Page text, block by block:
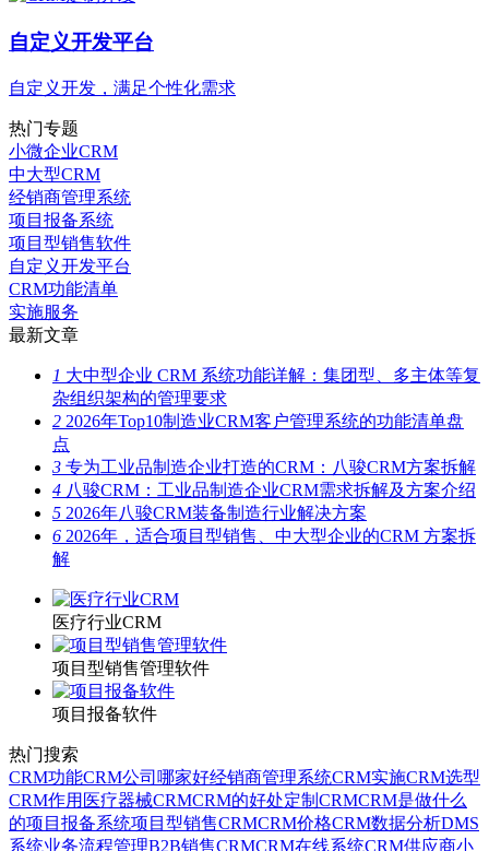
自定义开发平台
自定义开发，满足个性化需求
热门专题
小微企业CRM
中大型CRM
经销商管理系统
项目报备系统
项目型销售软件
自定义开发平台
CRM功能清单
实施服务
最新文章
1 大中型企业 CRM 系统功能详解：集团型、多主体等复
杂组织架构的管理要求
2 2026年Top10制造业CRM客户管理系统的功能清单盘
点
3 专为工业品制造企业打造的CRM：八骏CRM方案拆解
4 八骏CRM：工业品制造企业CRM需求拆解及方案介绍
5 2026年八骏CRM装备制造行业解决方案
6 2026年，适合项目型销售、中大型企业的CRM 方案拆
解
医疗行业CRM
项目型销售管理软件
项目报备软件
热门搜索
CRM功能CRM公司哪家好经销商管理系统CRM实施CRM选型
CRM作用 医疗器械CRMCRM的好处定制CRMCRM是做什么
的项目报备系统项目型销售CRMCRM价格CRM数据分析DMS
系统业务流程管理B2B销售CRMCRM在线系统CRM供应商小